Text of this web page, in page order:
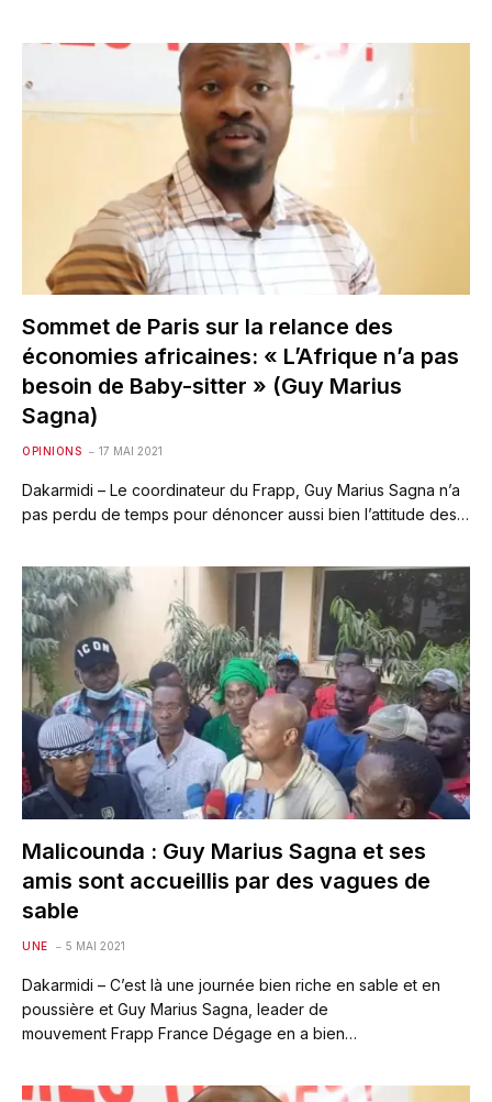
Sommet de Paris sur la relance des
économies africaines: « L’Afrique n’a pas
besoin de Baby-sitter » (Guy Marius
Sagna)
OPINIONS 17 MAI 2021
Dakarmidi – Le coordinateur du Frapp, Guy Marius Sagna n’a
pas perdu de temps pour dénoncer aussi bien l’attitude des…
Malicounda : Guy Marius Sagna et ses
amis sont accueillis par des vagues de
sable
UNE 5 MAI 2021
Dakarmidi – C’est là une journée bien riche en sable et en
poussière et Guy Marius Sagna, leader de
mouvement Frapp France Dégage en a bien…